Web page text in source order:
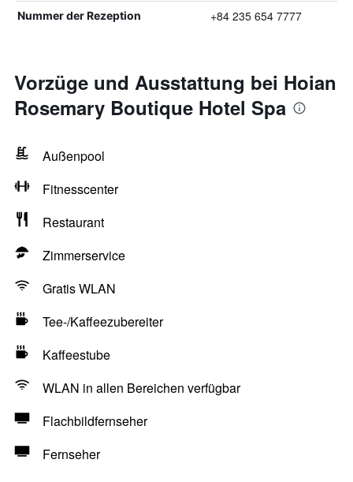
Nummer der Rezeption +84 235 654 7777
Vorzüge und Ausstattung bei Hoian
Rosemary Boutique Hotel Spa
Außenpool
Fitnesscenter
Restaurant
Zimmerservice
Gratis WLAN
Tee-/Kaffeezubereiter
Kaffeestube
WLAN in allen Bereichen verfügbar
Flachbildfernseher
Fernseher